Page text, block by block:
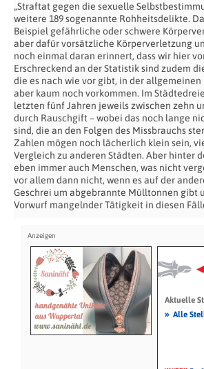
„Straftat gegen die sexuelle
weitere 189 sogenannte Rohheitsdelikte.
Beispiel gefährliche oder schwere
aber dafür vorsätzliche Körperverletzung
noch einmal daran erinnert, dass wir hier
Erschreckend an der Statistik sind zudem
die es nach wie vor gibt, in der
aber kaum noch vorkommen. Im
letzten fünf Jahren jeweils zwischen zehn
durch Rauschgift – wobei das noch lange
sind, die an den Folgen des Missbrauchs
Zahlen mögen noch lächerlich klein sein,
Vergleich zu anderen Städten. Aber hinter
eben immer auch Menschen, was nicht
vor allem dann nicht, wenn es auf der
Geschrei um abgebrannte Mülltonnen gibt
Vorwurf mangelnder Tätigkeit in diesen
Aktuelle
» Alle